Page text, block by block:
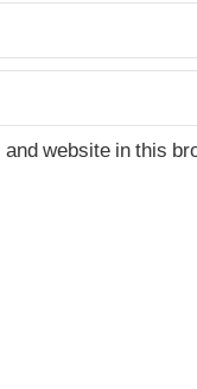
website in this